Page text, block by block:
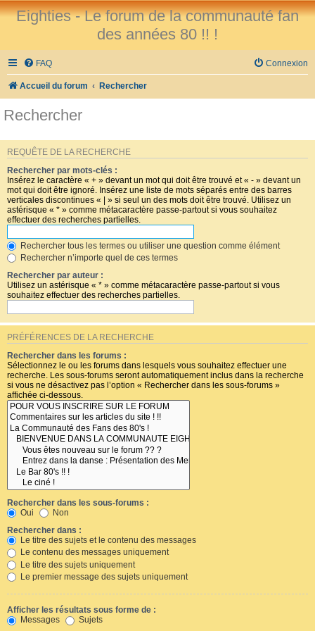
Eighties - Le forum de la communauté fan
des années 80 !! !
FAQ Connexion
Accueil du forum Rechercher
Rechercher
REQUÊTE DE LA RECHERCHE
Rechercher par mots-clés :
Insérez le caractère « + » devant un mot qui doit être trouvé et « - » devant un
mot qui doit être ignoré. Insérez une liste de mots séparés entre des barres
verticales discontinues « | » si seul un des mots doit être trouvé. Utilisez un
astérisque « * » comme métacaractère passe-partout si vous souhaitez
effectuer des recherches partielles.
Rechercher tous les termes ou utiliser une question comme élément
Rechercher n’importe quel de ces termes
Rechercher par auteur :
Utilisez un astérisque « * » comme métacaractère passe-partout si vous
souhaitez effectuer des recherches partielles.
PRÉFÉRENCES DE LA RECHERCHE
Rechercher dans les forums :
Sélectionnez le ou les forums dans lesquels vous souhaitez effectuer une
recherche. Les sous-forums seront automatiquement inclus dans la recherche
si vous ne désactivez pas l’option « Rechercher dans les sous-forums »
affichée ci-dessous.
Rechercher dans les sous-forums :
Oui
Non
Rechercher dans :
Le titre des sujets et le contenu des messages
Le contenu des messages uniquement
Le titre des sujets uniquement
Le premier message des sujets uniquement
Afficher les résultats sous forme de :
Messages
Sujets